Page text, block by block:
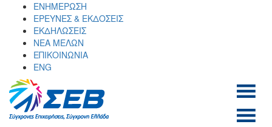
content
ΕΝΗΜΕΡΩΣΗ
ΕΡΕΥΝΕΣ & ΕΚΔΟΣΕΙΣ
ΕΚΔΗΛΩΣΕΙΣ
ΝΕΑ ΜΕΛΩΝ
ΕΠΙΚΟΙΝΩΝΙΑ
ENG